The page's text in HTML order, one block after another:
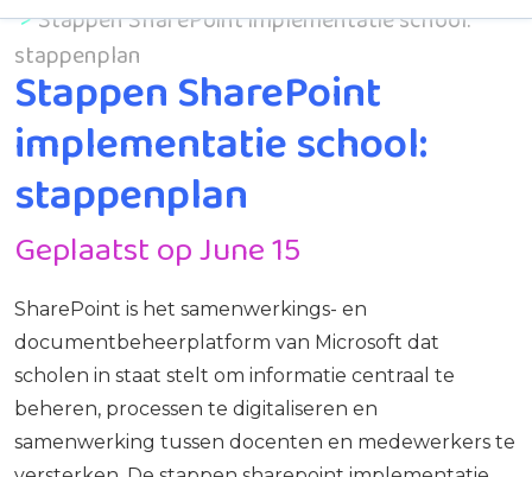
Stappen SharePoint implementatie school:
stappenplan
Stappen SharePoint
implementatie school:
stappenplan
Geplaatst op June 15
SharePoint is het samenwerkings- en
documentbeheerplatform van Microsoft dat
scholen in staat stelt om informatie centraal te
beheren, processen te digitaliseren en
samenwerking tussen docenten en medewerkers te